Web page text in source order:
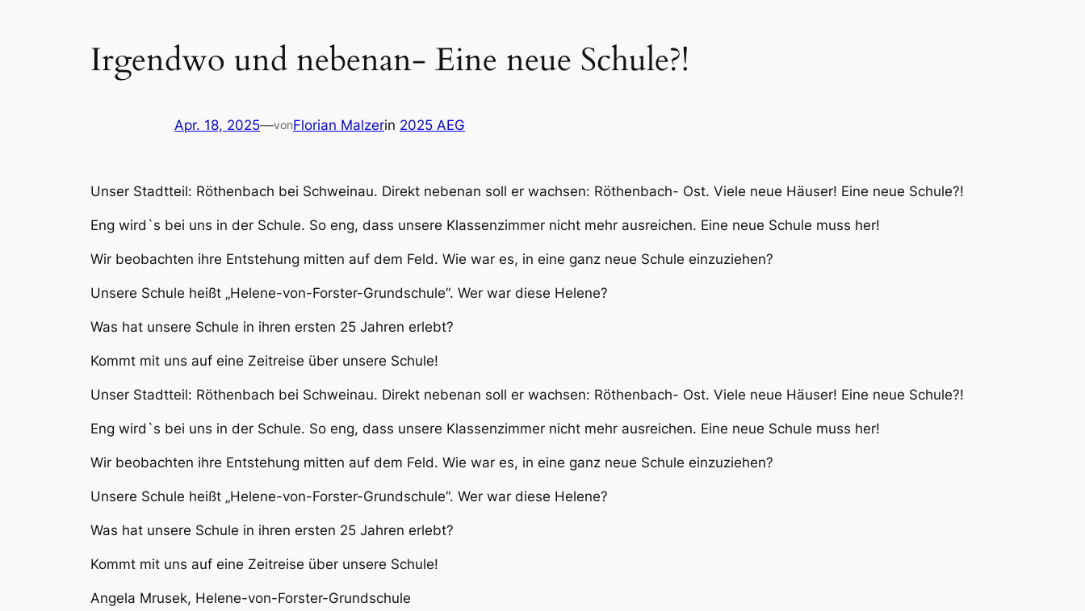
Irgendwo und nebenan- Eine neue Schule?!
Apr. 18, 2025—vonFlorian Malzerin 2025 AEG
Unser Stadtteil: Röthenbach bei Schweinau. Direkt nebenan soll er wachsen: Röthenbach- Ost. Viele neue Häuser! Eine neue Schule?!
Eng wird`s bei uns in der Schule. So eng, dass unsere Klassenzimmer nicht mehr ausreichen. Eine neue Schule muss her!
Wir beobachten ihre Entstehung mitten auf dem Feld. Wie war es, in eine ganz neue Schule einzuziehen?
Unsere Schule heißt „Helene-von-Forster-Grundschule“. Wer war diese Helene?
Was hat unsere Schule in ihren ersten 25 Jahren erlebt?
Kommt mit uns auf eine Zeitreise über unsere Schule!
Unser Stadtteil: Röthenbach bei Schweinau. Direkt nebenan soll er wachsen: Röthenbach- Ost. Viele neue Häuser! Eine neue Schule?!
Eng wird`s bei uns in der Schule. So eng, dass unsere Klassenzimmer nicht mehr ausreichen. Eine neue Schule muss her!
Wir beobachten ihre Entstehung mitten auf dem Feld. Wie war es, in eine ganz neue Schule einzuziehen?
Unsere Schule heißt „Helene-von-Forster-Grundschule“. Wer war diese Helene?
Was hat unsere Schule in ihren ersten 25 Jahren erlebt?
Kommt mit uns auf eine Zeitreise über unsere Schule!
Angela Mrusek, Helene-von-Forster-Grundschule